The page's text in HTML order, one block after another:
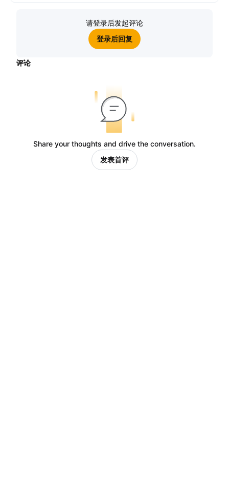
请登录后发起评论
登录后回复
评论
Share your thoughts and drive the conversation.
发表首评